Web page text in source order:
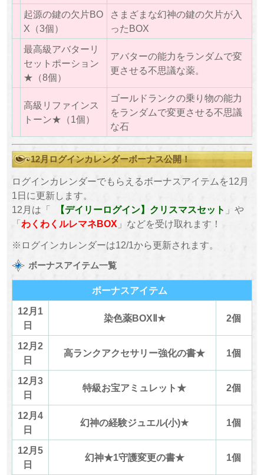
起源の鍵の欠片BO
X（3個）
さまざまな幻神の鍵の欠片が入
ったBOX
最高級アバターリ
セットポーション
★（8個）
アバターの能力をランダムで変
更させる不思議な薬。
高級リファインス
トーン★（1個）
ゴールドランクの乗り物の能力
をランダムで変更させる不思議
な石
12月ログインカレンダーボーナス公開！
ログインカレンダーでもらえるボーナスアイテムを12月
1日に更新します。
12月は「
【デイリーログイン】クリスマスセット 」や
「わくわくルレマネBOX 」などを受け取れます！
※ログインカレンダーは12/1から更新されます。
ボーナスアイテム一覧
ボーナスアイテム
12月1
日
染色薬BOXⅡ★ 2個
12月2
日
高ランクアクセサリー強化の書★ 1個
12月3
日
特級お宝アミュレット★ 2個
12月4
日
幻神の経験ジュエル(小)★ 1個
12月5
日
幻神★1守護変更の書★ 1個